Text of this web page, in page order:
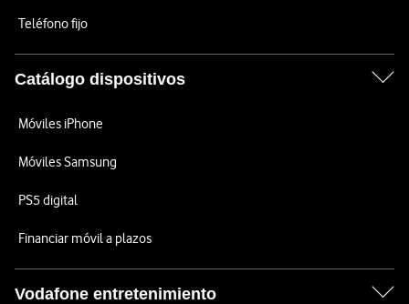
Teléfono fijo
Catálogo dispositivos
Móviles iPhone
Móviles Samsung
PS5 digital
Financiar móvil a plazos
Vodafone entretenimiento